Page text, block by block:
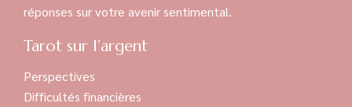
réponses sur votre avenir sentimental.
Tarot sur l’argent
Perspectives
Difficultés financières